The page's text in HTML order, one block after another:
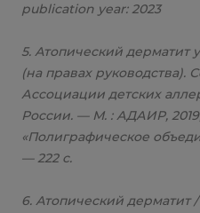
publication year: 2023
5. Атопический дерматит
(на правах руководства).
Ассоциации детских
России. — М. : АДАИР,
«Полиграфическое
— 222 с.
6. Атопический дерматит